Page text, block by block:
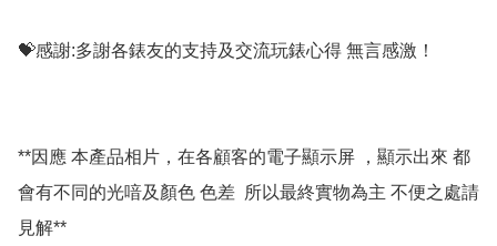
💝感謝:多謝各錶友的支持及交流玩錶心得 無言感激！
**因應 本產品相片，在各顧客的電子顯示屏 ，顯示出來 都
會有不同的光喑及顏色 色差  所以最終實物為主 不便之處請